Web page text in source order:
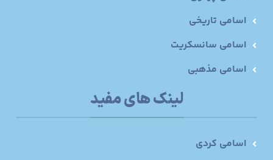
اسامی تاریخی
اسامی سانسکریت
اسامی مذهبی
لینک های مفید
اسامی کردی